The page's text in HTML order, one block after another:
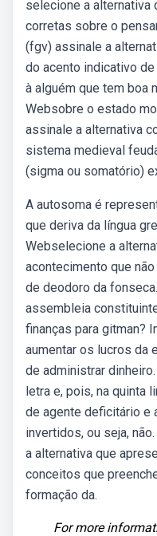
selecione a alternativa
corretas sobre o
(fgv) assinale a
do acento indicativo
à alguém que tem boa
Websobre o estado
assinale a alternativa
sistema medieval
(sigma ou somatório)
A autosoma é
que deriva da língua
Webselecione a
acontecimento que
de deodoro da
assembleia
finanças para gitman?
aumentar os lucros da
de administrar
letra e, pois, na quinta
de agente deficitário e
invertidos, ou seja,
a alternativa que
conceitos que
formação da.
For more